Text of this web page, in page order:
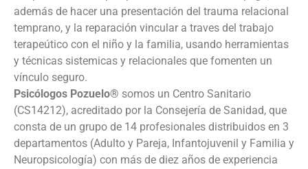
además de hacer una presentación del trauma relacional
temprano, y la reparación vincular a traves del trabajo
terapeútico con el niño y la familia, usando herramientas
y técnicas sistemicas y relacionales que fomenten un
vínculo seguro.
Psicólogos Pozuelo® somos un Centro Sanitario
(CS14212), acreditado por la Consejería de Sanidad, que
consta de un grupo de 14 profesionales distribuidos en 3
departamentos (Adulto y Pareja, Infantojuvenil y Familia y
Neuropsicología) con más de diez años de experiencia